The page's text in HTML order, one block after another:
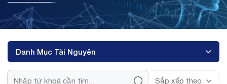
Danh Mục Tài Nguyên